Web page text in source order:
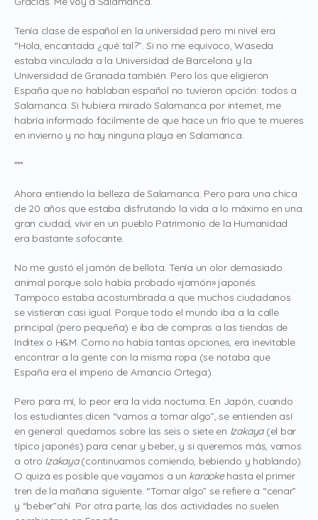
Tenía clase de español en la universidad pero mi nivel era
“Hola, encantada ¿qué tal?”. Si no me equivoco, Waseda
estaba vinculada a la Universidad de Barcelona y la
Universidad de Granada también. Pero los que eligieron
España que no hablaban español no tuvieron opción: todos a
Salamanca. Si hubiera mirado Salamanca por internet, me
habría informado fácilmente de que hace un frío que te mueres
en invierno y no hay ninguna playa en Salamanca.
***
Ahora entiendo la belleza de Salamanca. Pero para una chica
de 20 años que estaba disfrutando la vida a lo máximo en una
gran ciudad, vivir en un pueblo Patrimonio de la Humanidad
era bastante sofocante.
No me gustó el jamón de bellota. Tenía un olor demasiado
animal porque solo había probado «jamón» japonés.
Tampoco estaba acostumbrada a que muchos ciudadanos
se vistieran casi igual. Porque todo el mundo iba a la calle
principal (pero pequeña) e iba de compras a las tiendas de
Inditex o H&M. Como no había tantas opciones, era inevitable
encontrar a la gente con la misma ropa (se notaba que
España era el imperio de Amancio Ortega).
Pero para mí, lo peor era la vida nocturna. En Japón, cuando
los estudiantes dicen “vamos a tomar algo”, se entienden así
en general: quedamos sobre las seis o siete en Izakaya(el bar
típico japonés) para cenar y beber, y si queremos más, vamos
a otro Izakaya(continuamos comiendo, bebiendo y hablando).
O quizá es posible que vayamos a un karaokehasta el primer
tren de la mañana siguiente. “Tomar algo” se refiere a “cenar”
y “beber”ahí. Por otra parte, las dos actividades no suelen